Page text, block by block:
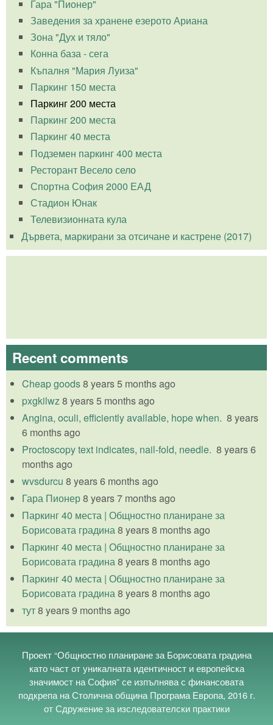
Гара "Пионер"
Заведения за хранене езерото Ариана
Зона "Дух и тяло"
Конна база - сега
Къпалня "Мария Луиза"
Паркинг 150 места
Паркинг 200 места
Паркинг 200 места
Паркинг 40 места
Подземен паркинг 400 места
Ресторант Весело село
Спортна София 2000 ЕАД
Стадион Юнак
Телевизионната кула
Дървета, маркирани за отсичане и кастрене (2017)
Recent comments
Cheap goods8 years 5 months ago
pxgkilwz8 years 5 months ago
Angina, oculi, efficiently available, hope when. 8 years
6 months ago
Proctoscopy text indicates, nail-fold, needle. 8 years 6
months ago
wvsdurcu 8 years 6 months ago
Гара Пионер8 years 7 months ago
Паркинг 40 места | Общностно планиране за
Борисовата градина8 years 8 months ago
Паркинг 40 места | Общностно планиране за
Борисовата градина8 years 8 months ago
Паркинг 40 места | Общностно планиране за
Борисовата градина8 years 8 months ago
тут8 years 9 months ago
Проект “Общностно планиране за Борисовата градина
като част от уникалната идентичност и европейска
значимост на София” се изпълнява с финансовата
подкрепа на Столична община Програма Европа, 2016 г.
от Сдружение за изследователски практики